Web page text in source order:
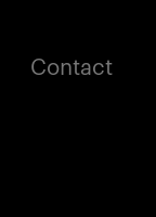
Contact